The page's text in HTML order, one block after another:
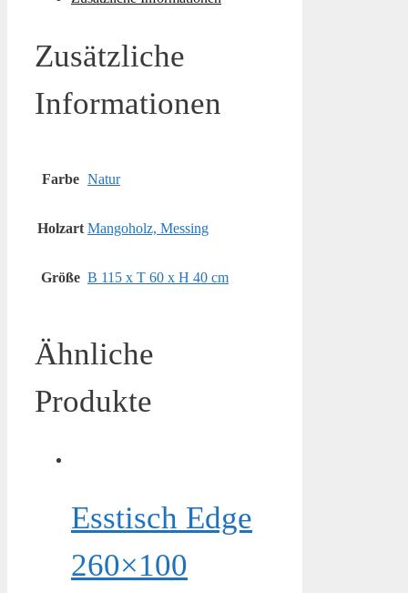
Zusätzliche
Informationen
Farbe Natur
Holzart Mangoholz, Messing
Größe B 115 x T 60 x H 40 cm
Ähnliche
Produkte
Esstisch Edge
260×100